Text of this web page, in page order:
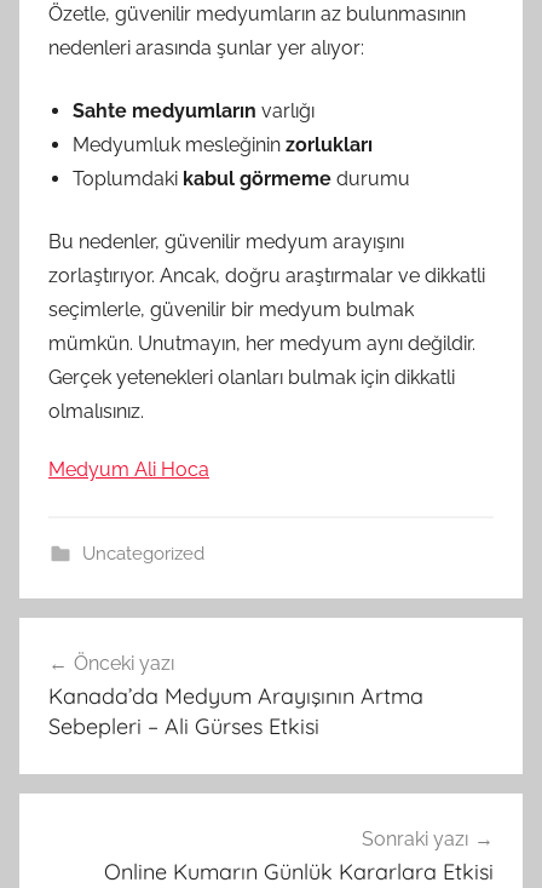
Özetle, güvenilir medyumların az bulunmasının
nedenleri arasında şunlar yer alıyor:
Sahte medyumların varlığı
Medyumluk mesleğinin zorlukları
Toplumdaki kabul görmeme durumu
Bu nedenler, güvenilir medyum arayışını
zorlaştırıyor. Ancak, doğru araştırmalar ve dikkatli
seçimlerle, güvenilir bir medyum bulmak
mümkün. Unutmayın, her medyum aynı değildir.
Gerçek yetenekleri olanları bulmak için dikkatli
olmalısınız.
Medyum Ali Hoca
Uncategorized
gezinmesi
Önceki yazı
Kanada’da Medyum Arayışının Artma
Sebepleri – Ali Gürses Etkisi
Sonraki yazı
Online Kumarın Günlük Kararlara Etkisi